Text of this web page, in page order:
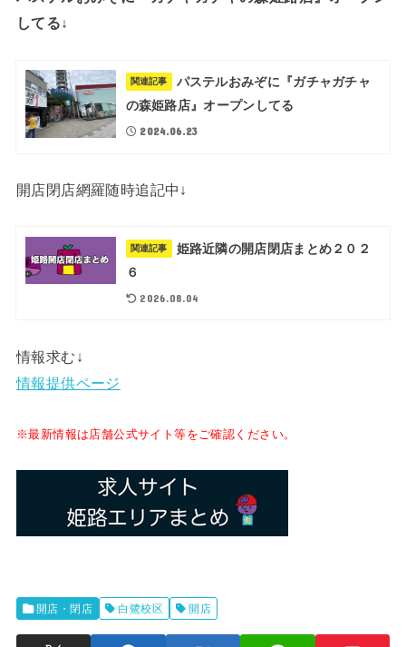
してる↓
関連記事
パステルおみぞに『ガチャガチャ
の森姫路店』オープンしてる
2024.06.23
開店閉店網羅随時追記中↓
関連記事
姫路近隣の開店閉店まとめ２０２
６
2026.08.04
情報求む↓
情報提供ページ
※最新情報は店舗公式サイト等をご確認ください。
開店・閉店 白鷺校区 開店